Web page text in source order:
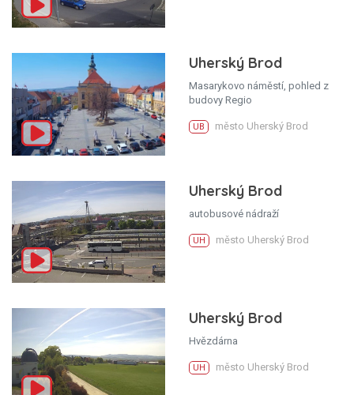
Uherský Brod
Masarykovo náměstí, pohled z
budovy Regio
UB město Uherský Brod
Uherský Brod
autobusové nádraží
UH město Uherský Brod
Uherský Brod
Hvězdárna
UH město Uherský Brod